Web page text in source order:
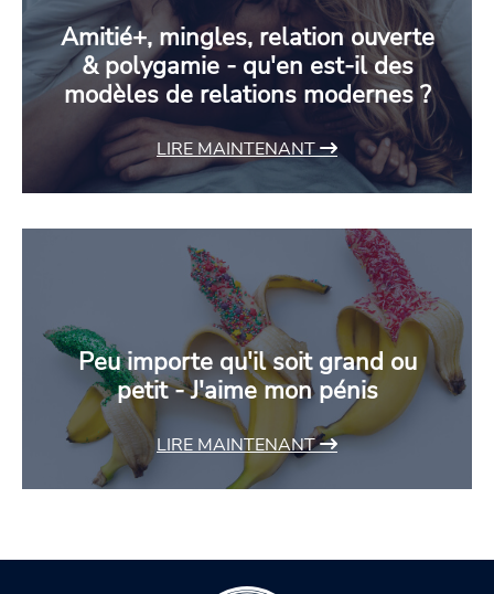
Amitié+, mingles, relation ouverte
& polygamie - qu'en est-il des
modèles de relations modernes ?
LIRE MAINTENANT
Peu importe qu'il soit grand ou
petit - J'aime mon pénis
LIRE MAINTENANT